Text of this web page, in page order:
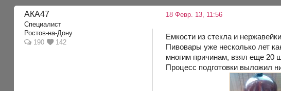
АКА47
Специалист
Ростов-на-Дону
190
142
18 Февр. 13, 11:56
Емкости из стекла и
Пивовары уже несколько лет
многим причинам, взял еще 20
Процесс подготовки выложил